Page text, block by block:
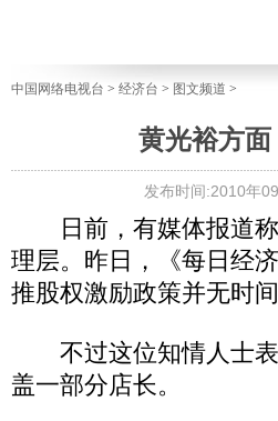
中国网络电视台 > 经济台 > 图文频道 >
黄光裕方
发布时间:2010年
日前，有媒体报道称
理层。昨日，《每日经
推股权激励政策并无时间
不过这位知情人士表
盖一部分店长。